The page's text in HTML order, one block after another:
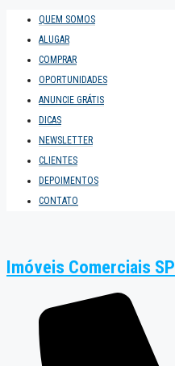
QUEM SOMOS
ALUGAR
COMPRAR
OPORTUNIDADES
ANUNCIE GRÁTIS
DICAS
NEWSLETTER
CLIENTES
DEPOIMENTOS
CONTATO
Imóveis Comerciais SP